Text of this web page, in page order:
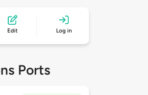
Edit Log in
Ports